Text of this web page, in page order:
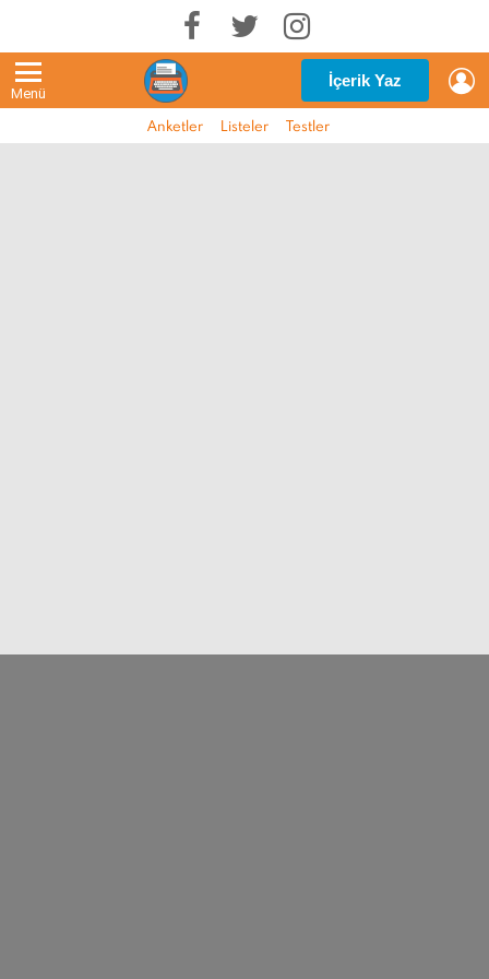
Menü
İçerik Yaz
Anketler Listeler Testler